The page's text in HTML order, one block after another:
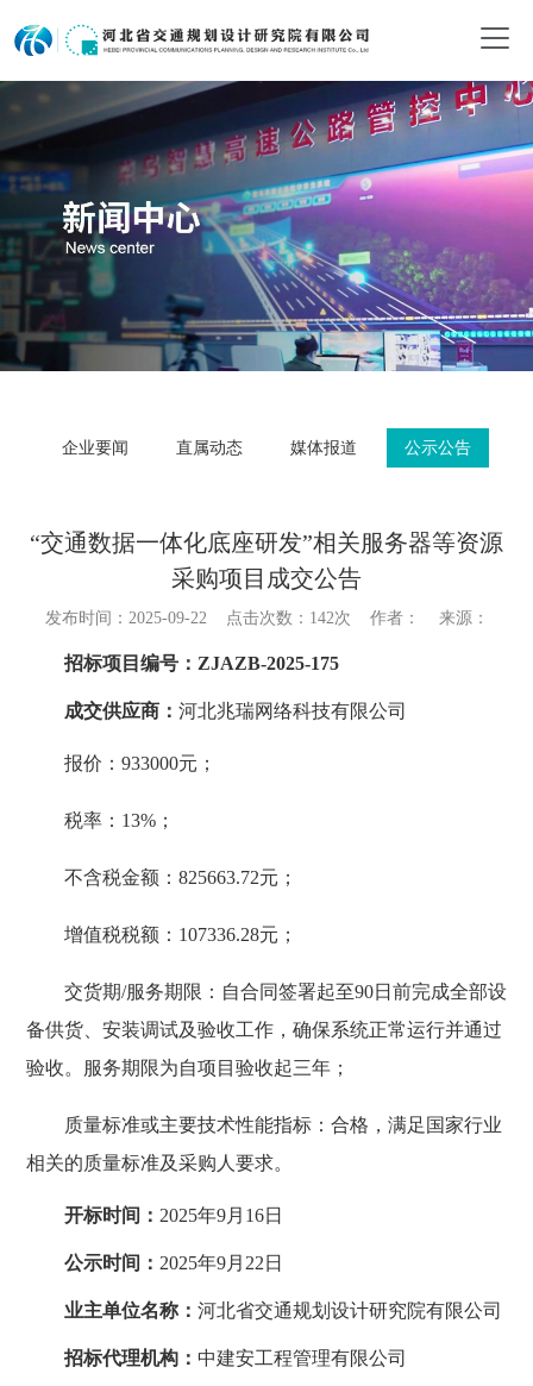
企业要闻 直属动态 媒体报道 公示公告
“交通数据一体化底座研发”相关服务器等资源
采购项目成交公告
发布时间：2025-09-22 点击次数： 142次 作者： 来源：
招标项目编号： ZJAZB-2025-175
成交供应商： 河北兆瑞网络科技有限公司
报价： 933000元；
税率： 13%；
不含税金额： 825663.72元；
增值税税额： 107336.28元；
交货期/服务期限：自合同签署起至90日前完成全部设
备供货、安装调试及验收工作，确保系统正常运行并通过
验收。服务期限为自项目验收起三年；
质量标准或主要技术性能指标：合格，满足国家行业
相关的质量标准及采购人要求。
开标时间： 2025年9月16日
公示时间： 2025年9月22 日
业主单位名称： 河北省交通规划设计研究院有限公司
招标代理机构： 中建安工程管理有限公司